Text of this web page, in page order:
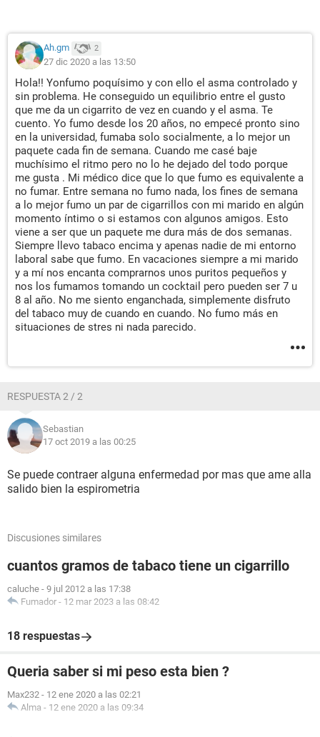
Ah.gm 2
27 dic 2020 a las 13:50
Hola!! Yonfumo poquísimo y con ello el asma controlado y
sin problema. He conseguido un equilibrio entre el gusto
que me da un cigarrito de vez en cuando y el asma. Te
cuento. Yo fumo desde los 20 años, no empecé pronto sino
en la universidad, fumaba solo socialmente, a lo mejor un
paquete cada fin de semana. Cuando me casé baje
muchísimo el ritmo pero no lo he dejado del todo porque
me gusta . Mi médico dice que lo que fumo es equivalente a
no fumar. Entre semana no fumo nada, los fines de semana
a lo mejor fumo un par de cigarrillos con mi marido en algún
momento íntimo o si estamos con algunos amigos. Esto
viene a ser que un paquete me dura más de dos semanas.
Siempre llevo tabaco encima y apenas nadie de mi entorno
laboral sabe que fumo. En vacaciones siempre a mi marido
y a mí nos encanta comprarnos unos puritos pequeños y
nos los fumamos tomando un cocktail pero pueden ser 7 u
8 al año. No me siento enganchada, simplemente disfruto
del tabaco muy de cuando en cuando. No fumo más en
situaciones de stres ni nada parecido.
RESPUESTA 2 / 2
Sebastian
17 oct 2019 a las 00:25
Se puede contraer alguna enfermedad por mas que ame alla
salido bien la espirometria
Discusiones similares
cuantos gramos de tabaco tiene un cigarrillo
caluche - 9 jul 2012 a las 17:38
Fumador - 12 mar 2023 a las 08:42
18 respuestas
Queria saber si mi peso esta bien ?
Max232 - 12 ene 2020 a las 02:21
Alma - 12 ene 2020 a las 09:34